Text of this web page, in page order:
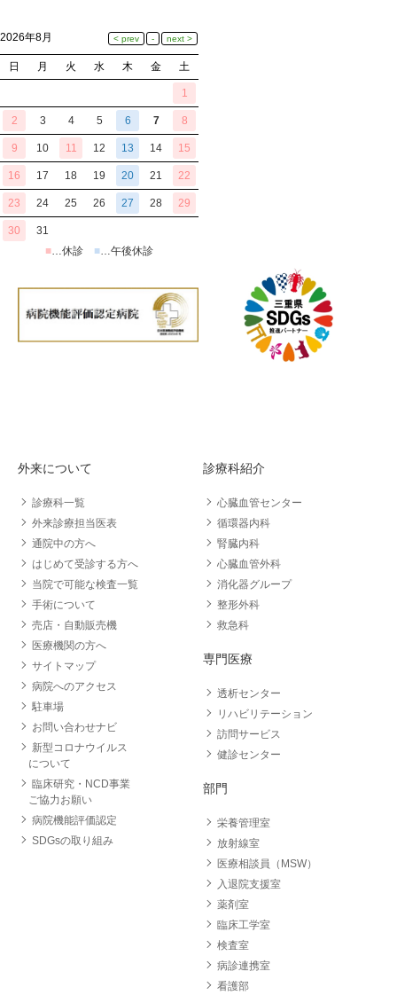
2026年8月
日 月 火 水 木 金 土
1
2 3 4 5 6 7 8
9 10 11 12 13 14 15
16 17 18 19 20 21 22
23 24 25 26 27 28 29
30
31
■ …休診 ■ …午後休診
外来について
診療科一覧
外来診療担当医表
通院中の方へ
はじめて受診する方へ
当院で可能な検査一覧
手術について
売店・自動販売機
医療機関の方へ
サイトマップ
病院へのアクセス
駐車場
お問い合わせナビ
新型コロナウイルス
について
臨床研究・NCD事業
ご協力お願い
病院機能評価認定
SDGsの取り組み
診療科紹介
心臓血管センター
循環器内科
腎臓内科
心臓血管外科
消化器グループ
整形外科
救急科
専門医療
透析センター
リハビリテーション
訪問サービス
健診センター
部門
栄養管理室
放射線室
医療相談員（MSW）
入退院支援室
薬剤室
臨床工学室
検査室
病診連携室
看護部